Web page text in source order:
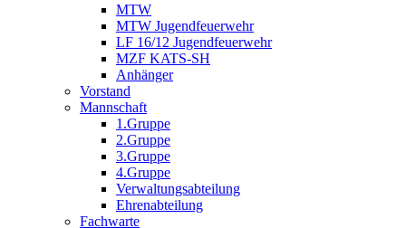
MTW
MTW Jugendfeuerwehr
LF 16/12 Jugendfeuerwehr
MZF KATS-SH
Anhänger
Vorstand
Mannschaft
1.Gruppe
2.Gruppe
3.Gruppe
4.Gruppe
Verwaltungsabteilung
Ehrenabteilung
Fachwarte